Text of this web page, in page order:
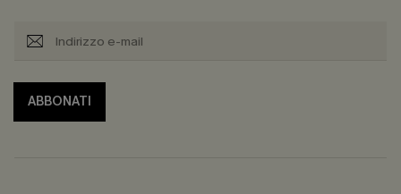
ABBONATI